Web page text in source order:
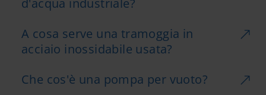
d'acqua industriale?
A cosa serve una tramoggia in
acciaio inossidabile usata?
Che cos'è una pompa per vuoto?